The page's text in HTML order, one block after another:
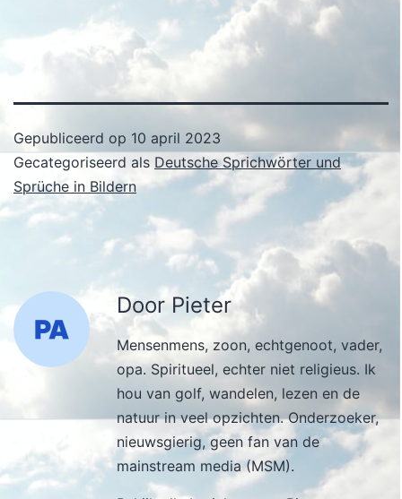
Gepubliceerd op 10 april 2023
Gecategoriseerd als Deutsche Sprichwörter und
Sprüche in Bildern
Door Pieter
Mensenmens, zoon, echtgenoot, vader,
opa. Spiritueel, echter niet religieus. Ik
hou van golf, wandelen, lezen en de
natuur in veel opzichten. Onderzoeker,
nieuwsgierig, geen fan van de
mainstream media (MSM).